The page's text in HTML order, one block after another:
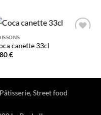
canette 33cl
€
Street food